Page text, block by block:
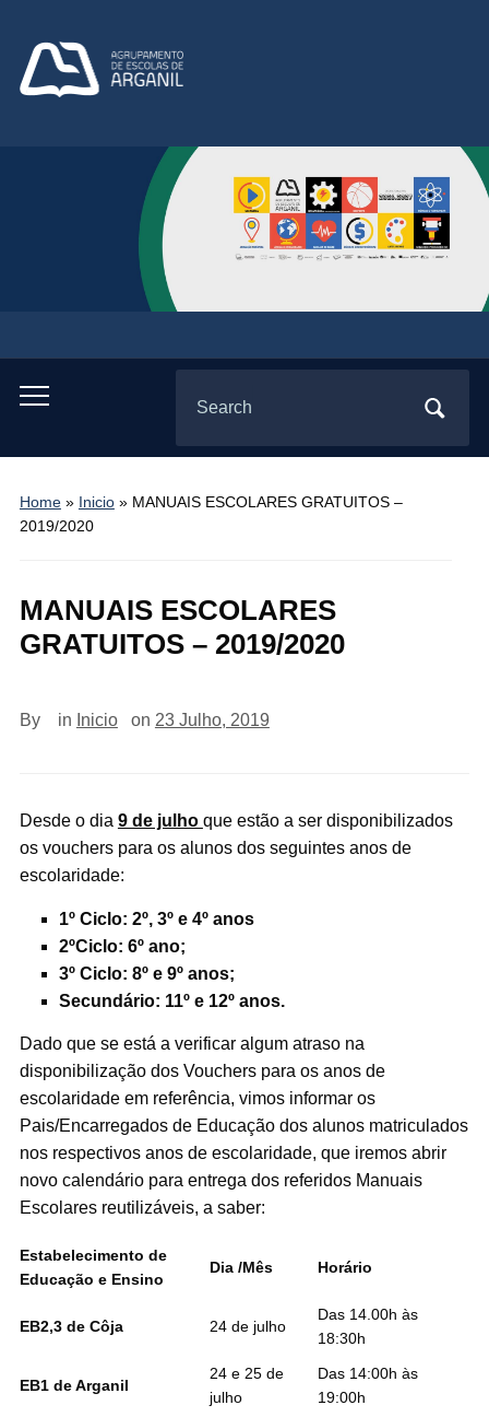
Toggle
menu
for:
Home» Inicio» MANUAIS ESCOLARES GRATUITOS –
2019/2020
MANUAIS ESCOLARES
GRATUITOS – 2019/2020
By in Inicio on 23 Julho, 2019
Desde o dia 9 de julho que estão a ser disponibilizados
os vouchers para os alunos dos seguintes anos de
escolaridade:
1º Ciclo: 2º, 3º e 4º anos
2ºCiclo: 6º ano;
3º Ciclo: 8º e 9º anos;
Secundário: 11º e 12º anos.
Dado que se está a verificar algum atraso na
disponibilização dos Vouchers para os anos de
escolaridade em referência, vimos informar os
Pais/Encarregados de Educação dos alunos matriculados
nos respectivos anos de escolaridade, que iremos abrir
novo calendário para entrega dos referidos Manuais
Escolares reutilizáveis, a saber:
Estabelecimento de
Educação e Ensino
Dia /Mês Horário
EB2,3 de Côja 24 de julho
Das 14.00h às
18:30h
EB1 de Arganil
24 e 25 de
julho
Das 14:00h às
19:00h